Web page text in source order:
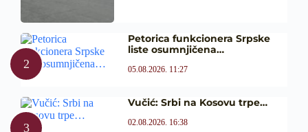
Petorica funkcionera Srpske
liste osumnjičena…
05.08.2026. 11:27
Vučić: Srbi na Kosovu trpe…
02.08.2026. 16:38